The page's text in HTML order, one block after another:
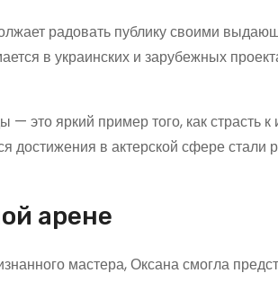
радовать публику своими
в украинских и зарубежных
яркий пример того, как страсть к
в актерской сфере стали
арене
мастера, Оксана смогла